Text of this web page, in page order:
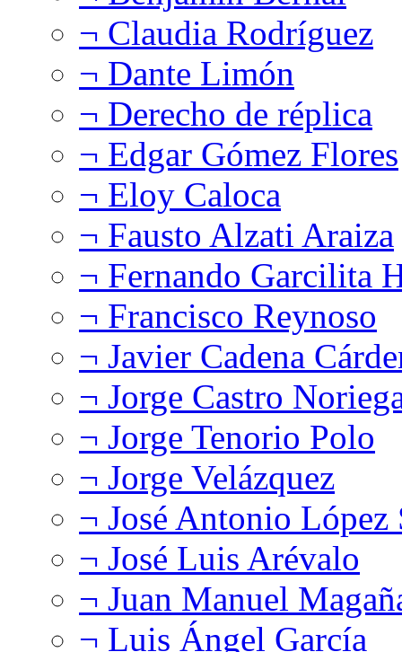
¬ Claudia Rodríguez
¬ Dante Limón
¬ Derecho de réplica
¬ Edgar Gómez Flores
¬ Eloy Caloca
¬ Fausto Alzati Araiza
¬ Fernando Garcilita
¬ Francisco Reynoso
¬ Javier Cadena
¬ Jorge Castro
¬ Jorge Tenorio Polo
¬ Jorge Velázquez
¬ José Antonio López
¬ José Luis Arévalo
¬ Juan Manuel
¬ Luis Ángel García